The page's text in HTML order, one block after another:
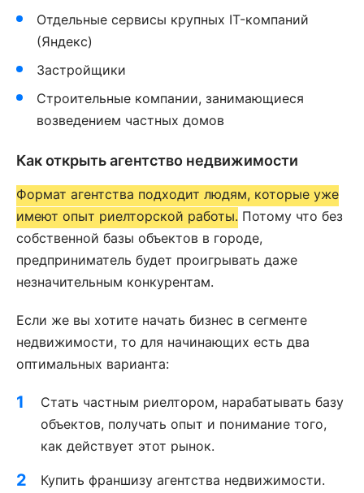
Отдельные сервисы крупных IT-компаний
(Яндекс)
Застройщики
Строительные компании, занимающиеся
возведением частных домов
Как открыть агентство недвижимости
Формат агентства подходит людям, которые уже
имеют опыт риелторской работы. Потому что без
собственной базы объектов в городе,
предприниматель будет проигрывать даже
незначительным конкурентам.
Если же вы хотите начать бизнес в сегменте
недвижимости, то для начинающих есть два
оптимальных варианта:
Стать частным риелтором, нарабатывать базу
объектов, получать опыт и понимание того,
как действует этот рынок.
Купить франшизу агентства недвижимости.